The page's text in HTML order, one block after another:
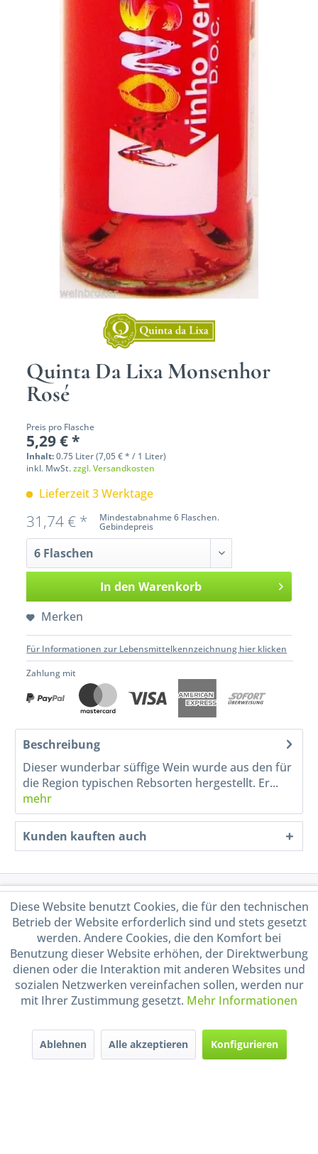
Quinta Da Lixa Monsenhor
Rosé
Preis pro Flasche
5,29 € *
Inhalt:0.75 Liter (7,05 € * / 1 Liter)
inkl. MwSt.zzgl. Versandkosten
Lieferzeit 3 Werktage
Mindestabnahme 6 Flaschen.
Gebindepreis
31,74 € *
In den Warenkorb
Merken
Für Informationen zur Lebensmittelkennzeichnung hier klicken
Zahlung mit
Beschreibung
Dieser wunderbar süffige Wein wurde aus den für
die Region typischen Rebsorten hergestellt. Er...
mehr
Kunden kauften auch
Service Hotline
Shop Service
Informationen
Handel mit BIO-Weinen
durch DE-ÖKO-009
Diese Website benutzt Cookies, die für den technischen
Betrieb der Website erforderlich sind und stets gesetzt
werden. Andere Cookies, die den Komfort bei
Benutzung dieser Website erhöhen, der Direktwerbung
dienen oder die Interaktion mit anderen Websites und
sozialen Netzwerken vereinfachen sollen, werden nur
mit Ihrer Zustimmung gesetzt. Mehr Informationen
Ablehnen Alle akzeptieren Konfigurieren